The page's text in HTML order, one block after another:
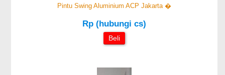
Pintu Swing Aluminium ACP Jakarta �
Rp (hubungi cs)
Beli